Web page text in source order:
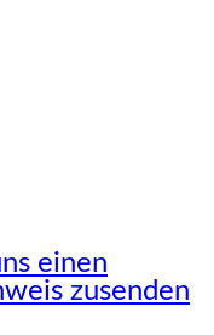
einen
zusenden